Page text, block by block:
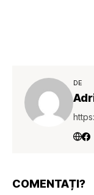
DE
COMENTAȚI?